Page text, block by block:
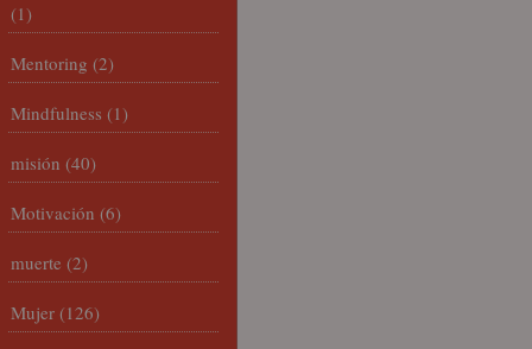
(1)
Mentoring (2)
Mindfulness (1)
misión (40)
Motivación (6)
muerte (2)
Mujer (126)